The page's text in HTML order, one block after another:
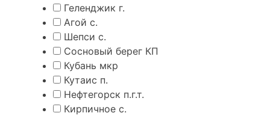
Геленджик г.
Агой с.
Шепси с.
Сосновый берег КП
Кубань мкр
Кутаис п.
Нефтегорск п.г.т.
Кирпичное с.